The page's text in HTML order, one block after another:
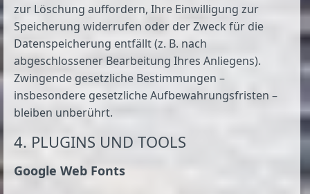
zur Löschung auffordern, Ihre Einwilligung zur
Speicherung widerrufen oder der Zweck für die
Datenspeicherung entfällt (z. B. nach
abgeschlossener Bearbeitung Ihres Anliegens).
Zwingende gesetzliche Bestimmungen –
insbesondere gesetzliche Aufbewahrungsfristen –
bleiben unberührt.
4. PLUGINS UND TOOLS
Google Web Fonts